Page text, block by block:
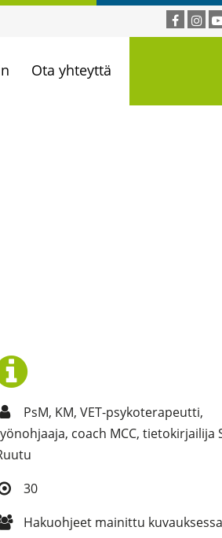
Ota yhteyttä
PsM, KM, VET-psykoterapeutti,
coach MCC, tietokirjailija
30
Hakuohjeet mainittu kuvauksessa